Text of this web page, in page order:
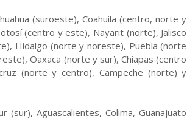
(suroeste), Coahuila (centro, norte y
(centro y este), Nayarit (norte), Jalisco
Hidalgo (norte y noreste), Puebla (norte
Oaxaca (norte y sur), Chiapas (centro
(norte y centro), Campeche (norte) y
(sur), Aguascalientes, Colima, Guanajuato